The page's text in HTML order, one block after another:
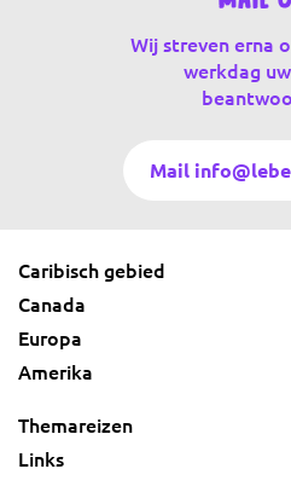
Wij streven erna
werkdag
Mail
Caribisch gebied
Canada
Europa
Amerika
Themareizen
Links